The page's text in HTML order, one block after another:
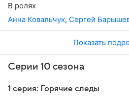
В ролях
Анна Ковальчук, Сергей
Показать
Серии 10 сезона
1 серия: Горячие следы